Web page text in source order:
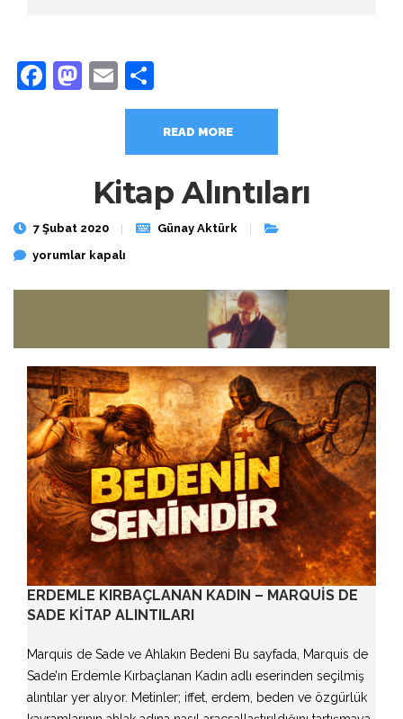
Facebook
Mastodon
Email
READ MORE
Kitap Alıntıları
7 Şubat 2020
Günay Aktürk
Kitap Alıntıları için
yorumlar kapalı
ERDEMLE KIRBAÇLANAN KADIN – MARQUIS DE
SADE KITAP ALINTILARI
Marquis de Sade ve Ahlakın Bedeni Bu sayfada, Marquis de
Sade’ın Erdemle Kırbaçlanan Kadın adlı eserinden seçilmiş
alıntılar yer alıyor. Metinler; iffet, erdem, beden ve özgürlük